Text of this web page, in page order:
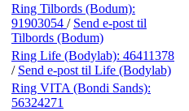
Ring Tilbords (Bodum):
91903054 / Send e-post til
Tilbords (Bodum)
Ring Life (Bodylab): 46411378
/ Send e-post til Life (Bodylab)
Ring VITA (Bondi Sands):
56324271